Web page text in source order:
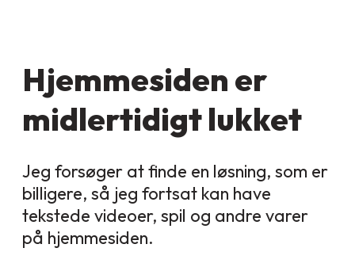
Hjemmesiden er
midlertidigt lukket
Jeg forsøger at finde en løsning, som er
billigere, så jeg fortsat kan have
tekstede videoer, spil og andre varer
på hjemmesiden.